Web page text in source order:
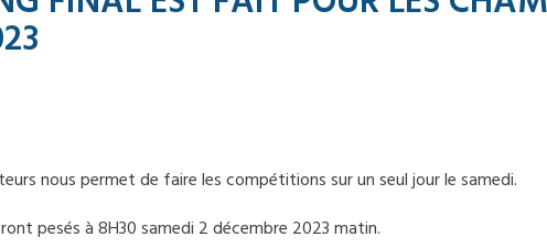
nous permet de faire les compétitions sur un seul jour le samedi.
pesés à 8H30 samedi 2 décembre 2023 matin.